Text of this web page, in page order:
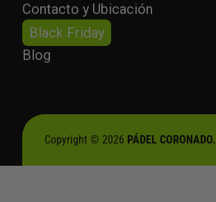
Contacto y Ubicación
Black Friday
Blog
Copyright © 2026 PÁDEL CORONADO.